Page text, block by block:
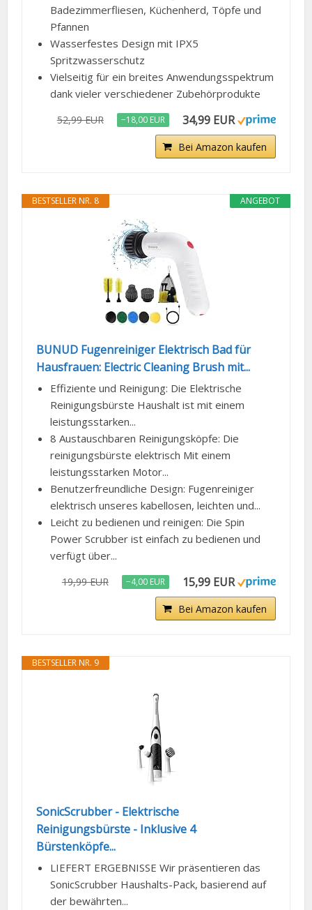
Badezimmerfliesen, Küchenherd, Töpfe und
Pfannen
Wasserfestes Design mit IPX5
Spritzwasserschutz
Vielseitig für ein breites Anwendungsspektrum
dank vieler verschiedener Zubehörprodukte
52,99 EUR −18,00 EUR 34,99 EUR
Bei Amazon kaufen
ANGEBOT
BESTSELLER NR. 8
BUNUD Fugenreiniger Elektrisch Bad für
Hausfrauen: Electric Cleaning Brush mit...
Effiziente und Reinigung: Die Elektrische
Reinigungsbürste Haushalt ist mit einem
leistungsstarken...
8 Austauschbaren Reinigungsköpfe: Die
reinigungsbürste elektrisch Mit einem
leistungsstarken Motor...
Benutzerfreundliche Design: Fugenreiniger
elektrisch unseres kabellosen, leichten und...
Leicht zu bedienen und reinigen: Die Spin
Power Scrubber ist einfach zu bedienen und
verfügt über...
19,99 EUR −4,00 EUR 15,99 EUR
Bei Amazon kaufen
BESTSELLER NR. 9
SonicScrubber - Elektrische
Reinigungsbürste - Inklusive 4
Bürstenköpfe...
LIEFERT ERGEBNISSE Wir präsentieren das
SonicScrubber Haushalts-Pack, basierend auf
der bewährten...